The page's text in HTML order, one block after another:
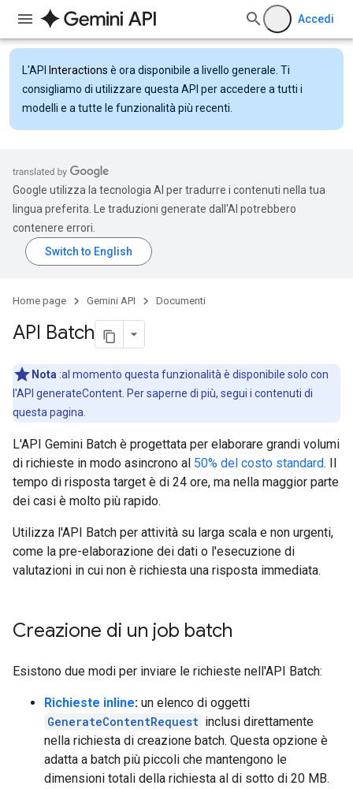
Accedi
L'API Interactions è ora disponibile a livello generale. Ti
consigliamo di utilizzare questa API per accedere a tutti i
modelli e a tutte le funzionalità più recenti.
Google utilizza la tecnologia AI per tradurre i contenuti nella tua
lingua preferita. Le traduzioni generate dall'AI potrebbero
contenere errori.
Home page Gemini API Documenti
API Batch
Nota :al momento questa funzionalità è disponibile solo con
l'API generateContent. Per saperne di più, segui i contenuti di
questa pagina.
L'API Gemini Batch è progettata per elaborare grandi volumi
di richieste in modo asincrono al 50% del costo standard. Il
tempo di risposta target è di 24 ore, ma nella maggior parte
dei casi è molto più rapido.
Utilizza l'API Batch per attività su larga scala e non urgenti,
come la pre-elaborazione dei dati o l'esecuzione di
valutazioni in cui non è richiesta una risposta immediata.
Creazione di un job batch
Esistono due modi per inviare le richieste nell'API Batch:
Richieste inline: un elenco di oggetti
GenerateContentRequest inclusi direttamente
nella richiesta di creazione batch. Questa opzione è
adatta a batch più piccoli che mantengono le
dimensioni totali della richiesta al di sotto di 20 MB.